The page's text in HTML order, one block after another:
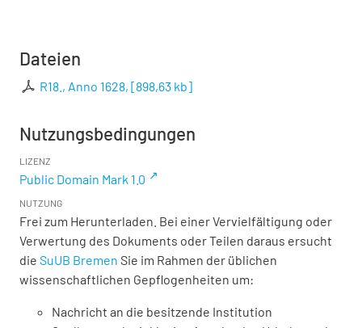
Dateien
R18., Anno 1628, [898,63 kb]
Nutzungsbedingungen
LIZENZ
Public Domain Mark 1.0
NUTZUNG
Frei zum Herunterladen. Bei einer Vervielfältigung oder
Verwertung des Dokuments oder Teilen daraus ersucht
die SuUB Bremen Sie im Rahmen der üblichen
wissenschaftlichen Gepflogenheiten um:
Nachricht an die besitzende Institution